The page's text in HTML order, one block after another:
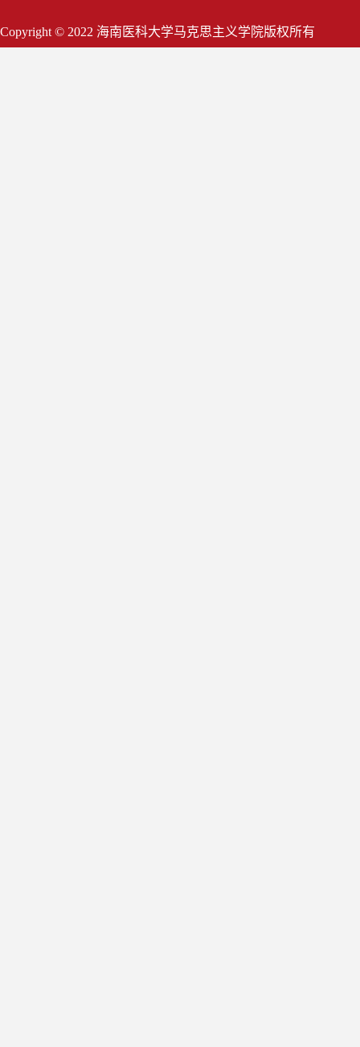
Copyright © 2022 海南医科大学马克思主义学院版权所有